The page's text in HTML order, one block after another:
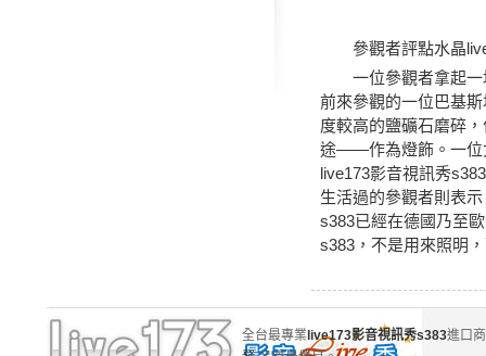
參觀者評點水晶
一位參觀者拿起一
前來參觀的一位巴基
度較高的鹽礦石磨碎
途——作為燈飾。一位
live173影音視訊秀
生活過的參觀者則表
s383已經在德國乃至
s383，不是用來照明
全台最專業 live173影音視訊秀s383進口